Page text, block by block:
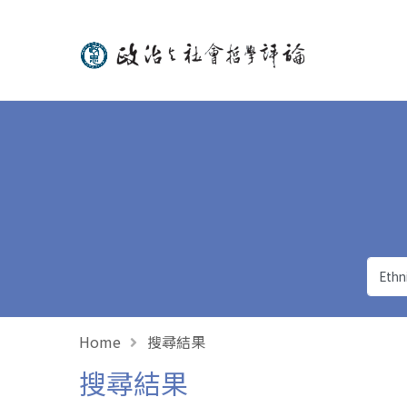
政治與社會哲學評論
Home 搜尋結果
搜尋結果